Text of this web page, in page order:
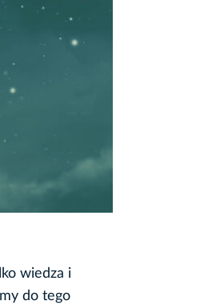
wiedza i
do tego